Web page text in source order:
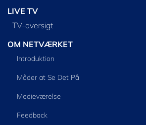
LIVE TV
TV-oversigt
OM NETVÆRKET
Introduktion
Måder at Se Det På
Medieværelse
Feedback